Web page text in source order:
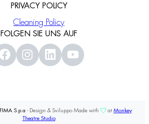
PRIVACY POLICY
Cleaning Policy
FOLGEN SIE UNS AUF
FIMA S.p.a - Design & Sviluppo Made with at Monkey
Theatre Studio